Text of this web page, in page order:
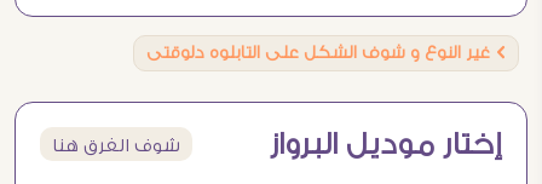
Ö غير النوع و شوف الشكل على التابلوه دلوقتى
إختار موديل البرواز شوف الفرق هنا